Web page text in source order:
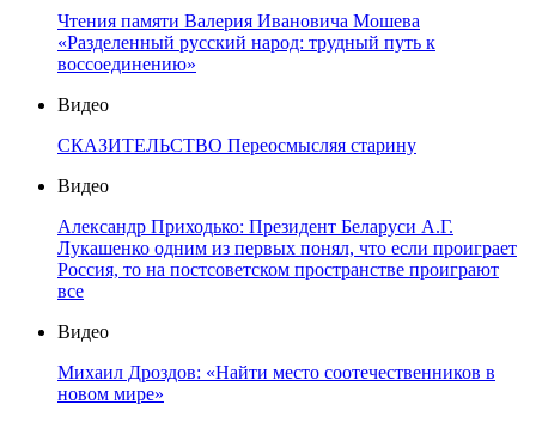
Чтения памяти Валерия Ивановича Мошева
«Разделенный русский народ: трудный путь к
воссоединению»
Видео
СКАЗИТЕЛЬСТВО Переосмысляя старину
Видео
Александр Приходько: Президент Беларуси А.Г.
Лукашенко одним из первых понял, что если проиграет
Россия, то на постсоветском пространстве проиграют
все
Видео
Михаил Дроздов: «Найти место соотечественников в
новом мире»